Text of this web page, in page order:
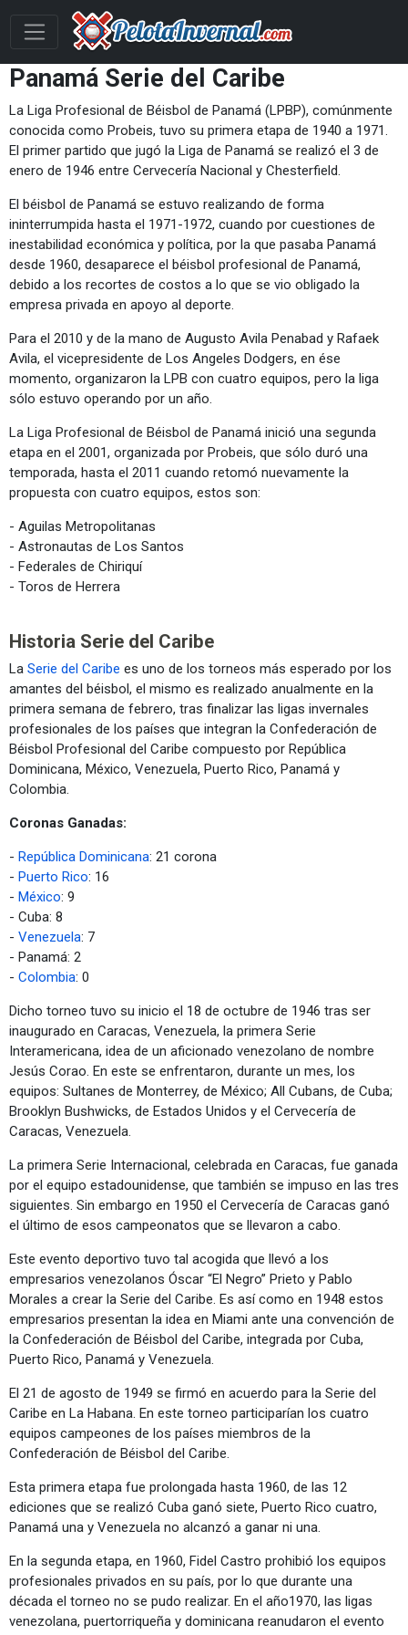
Panamá Serie del Caribe
La Liga Profesional de Béisbol de Panamá (LPBP), comúnmente
conocida como Probeis, tuvo su primera etapa de 1940 a 1971.
El primer partido que jugó la Liga de Panamá se realizó el 3 de
enero de 1946 entre Cervecería Nacional y Chesterfield.
El béisbol de Panamá se estuvo realizando de forma
ininterrumpida hasta el 1971-1972, cuando por cuestiones de
inestabilidad económica y política, por la que pasaba Panamá
desde 1960, desaparece el béisbol profesional de Panamá,
debido a los recortes de costos a lo que se vio obligado la
empresa privada en apoyo al deporte.
Para el 2010 y de la mano de Augusto Avila Penabad y Rafaek
Avila, el vicepresidente de Los Angeles Dodgers, en ése
momento, organizaron la LPB con cuatro equipos, pero la liga
sólo estuvo operando por un año.
La Liga Profesional de Béisbol de Panamá inició una segunda
etapa en el 2001, organizada por Probeis, que sólo duró una
temporada, hasta el 2011 cuando retomó nuevamente la
propuesta con cuatro equipos, estos son:
- Aguilas Metropolitanas
- Astronautas de Los Santos
- Federales de Chiriquí
- Toros de Herrera
Historia Serie del Caribe
La Serie del Caribe es uno de los torneos más esperado por los
amantes del béisbol, el mismo es realizado anualmente en la
primera semana de febrero, tras finalizar las ligas invernales
profesionales de los países que integran la Confederación de
Béisbol Profesional del Caribe compuesto por República
Dominicana, México, Venezuela, Puerto Rico, Panamá y
Colombia.
Coronas Ganadas:
- República Dominicana: 21 corona
- Puerto Rico: 16
- México: 9
- Cuba: 8
- Venezuela: 7
- Panamá: 2
- Colombia: 0
Dicho torneo tuvo su inicio el 18 de octubre de 1946 tras ser
inaugurado en Caracas, Venezuela, la primera Serie
Interamericana, idea de un aficionado venezolano de nombre
Jesús Corao. En este se enfrentaron, durante un mes, los
equipos: Sultanes de Monterrey, de México; All Cubans, de Cuba;
Brooklyn Bushwicks, de Estados Unidos y el Cervecería de
Caracas, Venezuela.
La primera Serie Internacional, celebrada en Caracas, fue ganada
por el equipo estadounidense, que también se impuso en las tres
siguientes. Sin embargo en 1950 el Cervecería de Caracas ganó
el último de esos campeonatos que se llevaron a cabo.
Este evento deportivo tuvo tal acogida que llevó a los
empresarios venezolanos Óscar “El Negro” Prieto y Pablo
Morales a crear la Serie del Caribe. Es así como en 1948 estos
empresarios presentan la idea en Miami ante una convención de
la Confederación de Béisbol del Caribe, integrada por Cuba,
Puerto Rico, Panamá y Venezuela.
El 21 de agosto de 1949 se firmó en acuerdo para la Serie del
Caribe en La Habana. En este torneo participarían los cuatro
equipos campeones de los países miembros de la
Confederación de Béisbol del Caribe.
Esta primera etapa fue prolongada hasta 1960, de las 12
ediciones que se realizó Cuba ganó siete, Puerto Rico cuatro,
Panamá una y Venezuela no alcanzó a ganar ni una.
En la segunda etapa, en 1960, Fidel Castro prohibió los equipos
profesionales privados en su país, por lo que durante una
década el torneo no se pudo realizar. En el año1970, las ligas
venezolana, puertorriqueña y dominicana reanudaron el evento